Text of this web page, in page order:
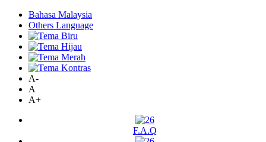
Bahasa Malaysia
Others Language
A-
A
A+
F.A.Q